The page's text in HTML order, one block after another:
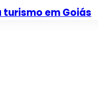
turismo em Goiás